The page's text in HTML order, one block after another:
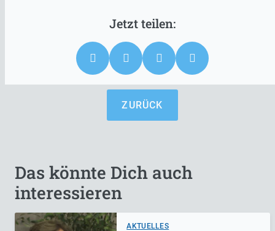
ZURÜCK
Das könnte Dich auch
interessieren
AKTUELLES